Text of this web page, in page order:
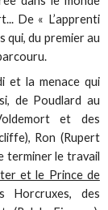
De « L’apprenti
qui, du premier au
et la menace qui
de Poudlard au
et des
Ron (Rupert
terminer le travail
et le Prince de
des